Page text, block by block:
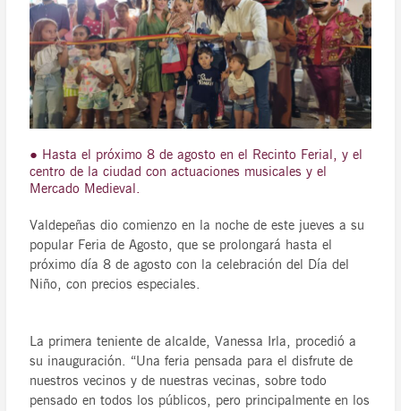
● Hasta el próximo 8 de agosto en el Recinto Ferial, y el
centro de la ciudad con actuaciones musicales y el
Mercado Medieval.
Valdepeñas dio comienzo en la noche de este jueves a su
popular Feria de Agosto, que se prolongará hasta el
próximo día 8 de agosto con la celebración del Día del
Niño, con precios especiales.
La primera teniente de alcalde, Vanessa Irla, procedió a
su inauguración. “Una feria pensada para el disfrute de
nuestros vecinos y de nuestras vecinas, sobre todo
pensado en todos los públicos, pero principalmente en los